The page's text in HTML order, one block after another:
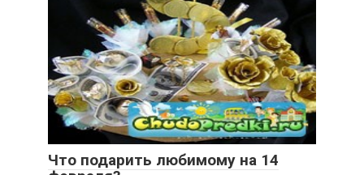
Что подарить любимому на 14